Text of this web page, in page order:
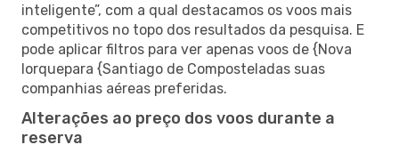
inteligente”, com a qual destacamos os voos mais
competitivos no topo dos resultados da pesquisa. E
pode aplicar filtros para ver apenas voos de {Nova
Iorquepara {Santiago de Composteladas suas
companhias aéreas preferidas.
Alterações ao preço dos voos durante a
reserva